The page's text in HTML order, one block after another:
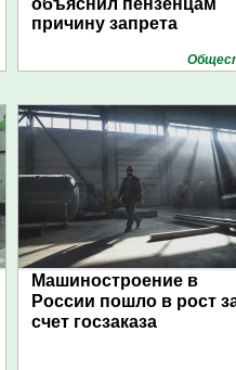
объяснил пензенцам
причину запрета
Машиностроение в
России пошло в рост
счет госзаказа